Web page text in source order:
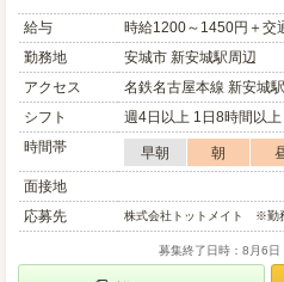
給与
時給1200～1450円＋交
勤務地
安城市 新安城駅周辺
アクセス
名鉄名古屋本線 新安城
シフト
週4日以上 1日8時間以上
時間帯
早朝 朝
面接地
応募先
株式会社トットメイト ※勤
募集終了日時：8月6日